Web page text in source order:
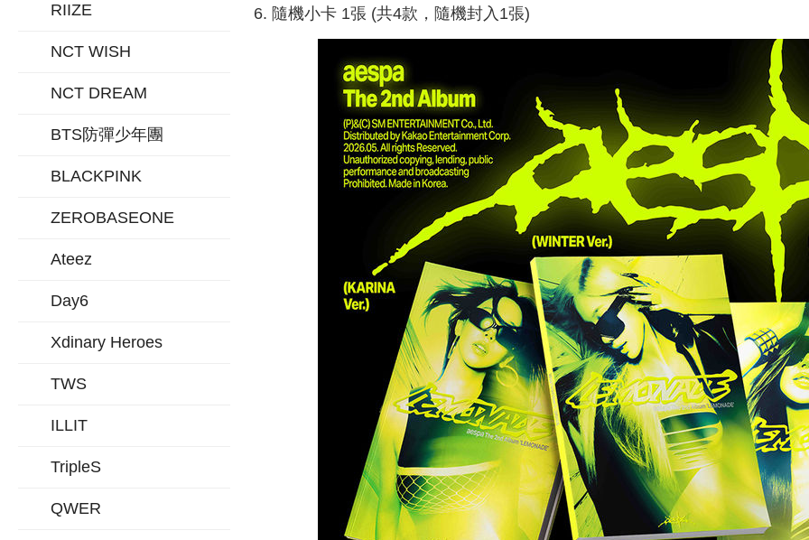
RIIZE
NCT WISH
NCT DREAM
BTS防彈少年團
BLACKPINK
ZEROBASEONE
Ateez
Day6
Xdinary Heroes
TWS
ILLIT
TripleS
QWER
6. 隨機小卡 1張 (共4款，隨機封入1張)